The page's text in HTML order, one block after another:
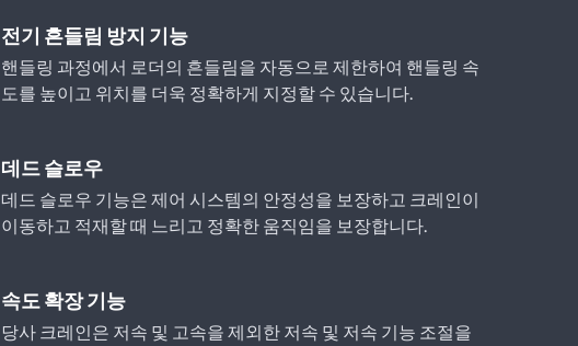
전기 흔들림 방지 기능
핸들링 과정에서 로더의 흔들림을 자동으로 제한하여 핸들링 속
도를 높이고 위치를 더욱 정확하게 지정할 수 있습니다.
데드 슬로우
데드 슬로우 기능은 제어 시스템의 안정성을 보장하고 크레인이
이동하고 적재할 때 느리고 정확한 움직임을 보장합니다.
속도 확장 기능
당사 크레인은 저속 및 고속을 제외한 저속 및 저속 기능 조절을